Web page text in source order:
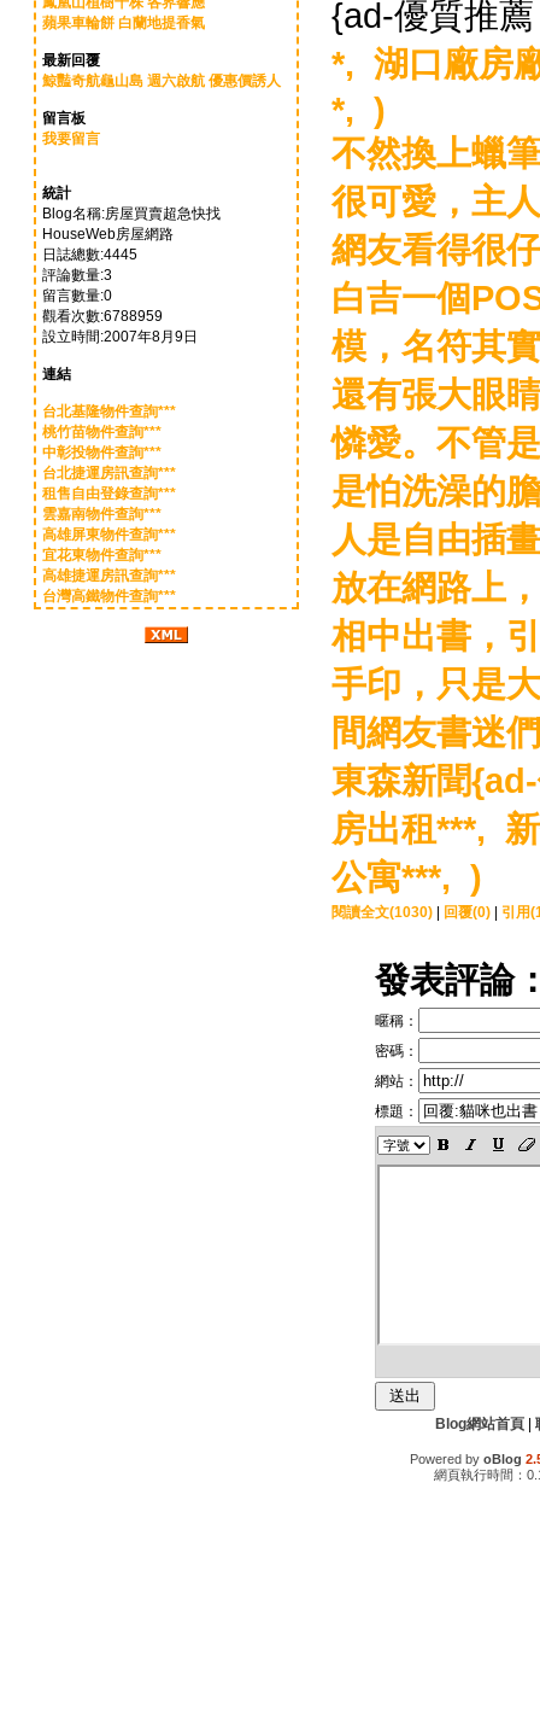
蘋果車輪餅 白蘭地提香氣
最新回覆
鯨豔奇航龜山島 週六啟航 優惠價誘人
留言板
我要留言
統計
Blog名稱:房屋買賣超急快找
HouseWeb房屋網路
日誌總數:4445
評論數量:3
留言數量:0
觀看次數:6788959
設立時間:2007年8月9日
連結
台北基隆物件查詢***
桃竹苗物件查詢***
中彰投物件查詢***
台北捷運房訊查詢***
租售自由登錄查詢***
雲嘉南物件查詢***
高雄屏東物件查詢***
宜花東物件查詢***
高雄捷運房訊查詢***
台灣高鐵物件查詢***
{ad-優質推
*, 湖口廠房
*, )
不然換上蠟
很可愛，主
網友看得很
白吉一個
模，名符其
還有張大眼
憐愛。不管
是怕洗澡的
人是自由插
放在網路上
相中出書，
手印，只是
間網友書迷
東森新聞
房出租***,
公寓***, )
閱讀全文(1030) 回覆(0) 引用
發表評論
暱稱：
密碼：
網站：
標題：
Blog網站首頁|
Powered by oBlog
網頁執行時間：